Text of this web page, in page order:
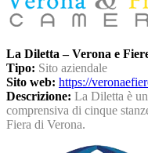
La Diletta – Verona e
Tipo: Sito aziendale
Sito web: https://
Descrizione: La Diletta è
comprensiva di cinque
Fiera di Verona.